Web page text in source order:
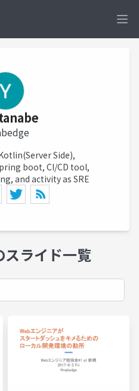
Side),
boot, CI/CD tool,
and activity as SRE
スライド一覧